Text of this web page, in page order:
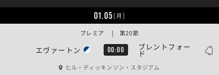
01.05[月]
エヴァートン 00:00 ブレントフォー
ド
プレミア | 第20節
ヒル・ディッキンソン・スタジアム